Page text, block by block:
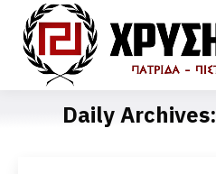
Daily Archives: